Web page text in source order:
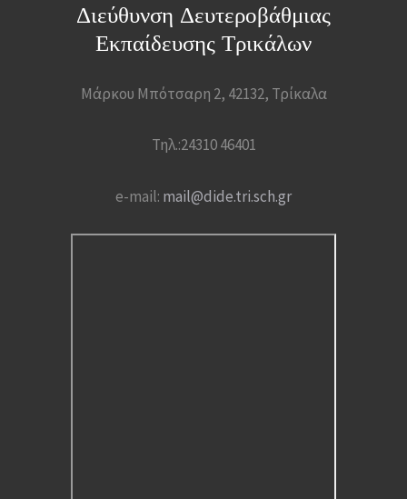
Διεύθυνση Δευτεροβάθμιας
Εκπαίδευσης Τρικάλων
Μάρκου Μπότσαρη 2, 42132, Τρίκαλα
Τηλ.:24310 46401
e-mail: mail@dide.tri.sch.gr